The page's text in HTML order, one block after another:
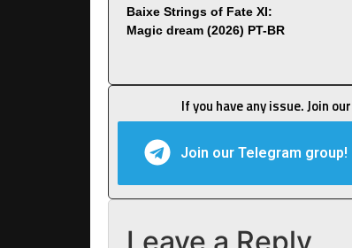
Baixe Strings of Fate XI:
Magic dream (2026) PT-BR
If you have any issue. Join
Join our Telegram group!
Leave a Reply